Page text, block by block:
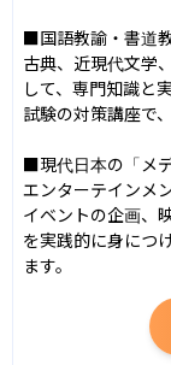
■国語教諭・書道
古典、近現代文学
して、専門知識と
試験の対策講座で
■現代日本の「メ
エンターテインメ
イベントの企画、
を実践的に身につ
ます。